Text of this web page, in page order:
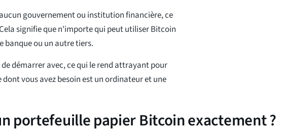
gouvernement ou institution financière, ce
signifie que n'importe qui peut utiliser Bitcoin
banque ou un autre tiers.
démarrer avec, ce qui le rend attrayant pour
dont vous avez besoin est un ordinateur et une
portefeuille papier Bitcoin exactement ?